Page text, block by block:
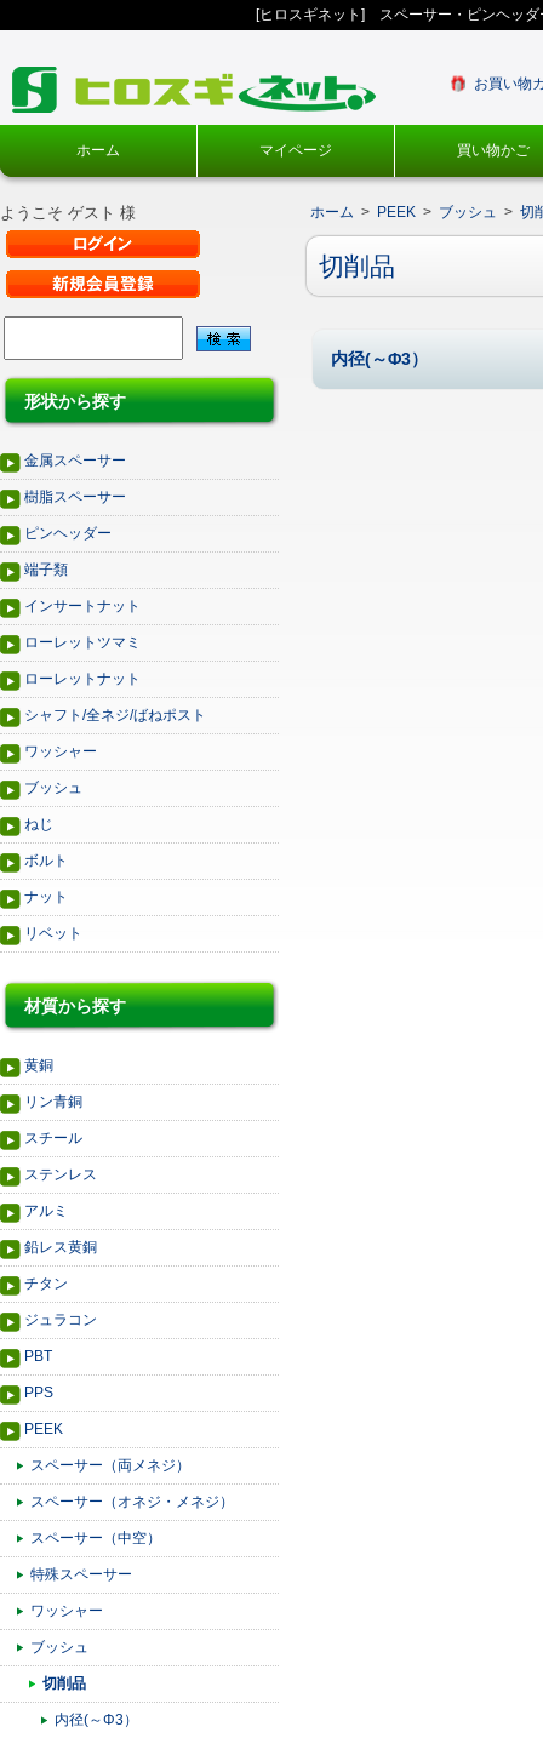
[ヒロスギネット] スペーサー・ピンヘッ
お買い物
ホーム マイページ 買い物かご
ようこそ ゲスト 様
形状から探す
金属スペーサー
樹脂スペーサー
ピンヘッダー
端子類
インサートナット
ローレットツマミ
ローレットナット
シャフト/全ネジ/ばねポスト
ワッシャー
ブッシュ
ねじ
ボルト
ナット
リベット
材質から探す
黄銅
リン青銅
スチール
ステンレス
アルミ
鉛レス黄銅
チタン
ジュラコン
PBT
PPS
PEEK
スペーサー（両メネジ）
スペーサー（オネジ・メネジ）
スペーサー（中空）
特殊スペーサー
ワッシャー
ブッシュ
切削品
内径(～Φ3）
ホーム > PEEK > ブッシュ > 切
切削品
内径(～Φ3）